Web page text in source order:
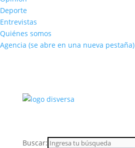
Deporte
Entrevistas
Quiénes somos
Agencia (se abre en una nueva pestaña)
Buscar: